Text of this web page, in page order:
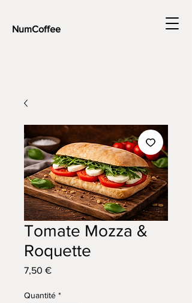
NumCoffee
Tomate Mozza &
Roquette
7,50 €Prix
Quantité *